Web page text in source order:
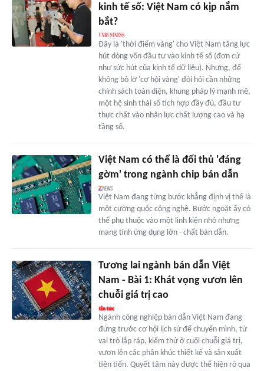
kinh tế số: Việt Nam có kịp nắm
bắt?
Đây là 'thời điểm vàng' cho Việt Nam tăng lực
hút dòng vốn đầu tư vào kinh tế số (đơn cử
như sức hút của kinh tế dữ liệu). Nhưng, để
không bỏ lỡ 'cơ hội vàng' đòi hỏi cần những
chính sách toàn diện, khung pháp lý mạnh mẽ,
một hệ sinh thái số tích hợp đầy đủ, đầu tư
thực chất vào nhân lực chất lượng cao và hạ
tầng số.
Việt Nam có thể là đối thủ 'đáng
gờm' trong ngành chip bán dẫn
Việt Nam đang từng bước khẳng định vị thế là
một cường quốc công nghệ. Bước ngoặt ấy có
thể phụ thuộc vào một linh kiện nhỏ nhưng
mang tính ứng dụng lớn - chất bán dẫn.
Tương lai ngành bán dẫn Việt
Nam - Bài 1: Khát vọng vươn lên
chuỗi giá trị cao
Ngành công nghiệp bán dẫn Việt Nam đang
đứng trước cơ hội lịch sử để chuyển mình, từ
vai trò lắp ráp, kiểm thử ở cuối chuỗi giá trị,
vươn lên các phân khúc thiết kế và sản xuất
tiên tiến. Quyết tâm này được thể hiện rõ qua